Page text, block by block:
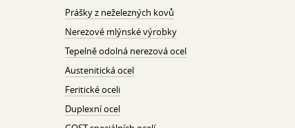
Prášky z neželezných kovů
Nerezové mlýnské výrobky
Tepelně odolná nerezová ocel
Austenitická ocel
Feritické oceli
Duplexní ocel